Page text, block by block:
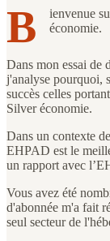
B
ienvenue
économie.
Dans mon essai de
j'analyse pourquoi,
succès celles
Silver économie.
Dans un contexte
EHPAD est le
un rapport avec
Vous avez été
d'abonnée m'a fait
seul secteur de